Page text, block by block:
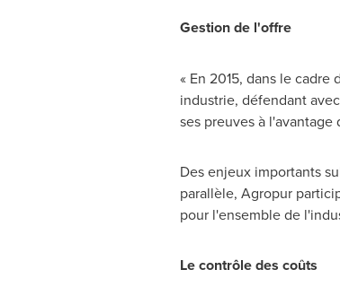
Gestion del'offre
« En 2015, dans le
industrie, défendant
ses preuves à
Des enjeux importants
parallèle, Agropur
pour l'ensemble de
Le contrôle des coûts